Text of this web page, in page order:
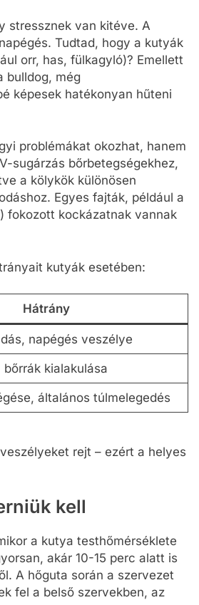
stressznek van kitéve. A
Tudtad, hogy a kutyák
orr, has, fülkagyló)? Emellett
bulldog, még
képesek hatékonyan hűteni
problémákat okozhat, hanem
sugárzás bőrbetegségekhez,
a kölykök különösen
Egyes fajták, például a
fokozott kockázatnak vannak
kutyák esetében:
Hátrány
napégés veszélye
kialakulása
általános túlmelegedés
rejt – ezért a helyes
kell
a kutya testhőmérséklete
akár 10-15 perc alatt is
A hőguta során a szervezet
fel a belső szervekben, az